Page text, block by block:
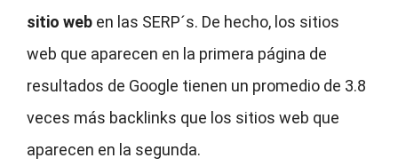
sitio web en las SERP´s. De hecho, los sitios
web que aparecen en la primera página de
resultados de Google tienen un promedio de 3.8
veces más backlinks que los sitios web que
aparecen en la segunda.